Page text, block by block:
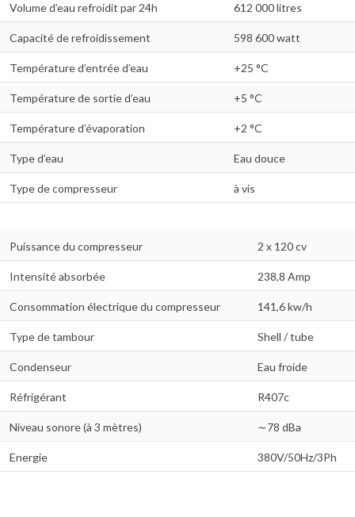
Volume d’eau refroidit par 24h 612 000 litres
Capacité de refroidissement 598 600 watt
Température d’entrée d’eau +25 °C
Température de sortie d’eau +5 °C
Température d’évaporation +2 °C
Type d’eau Eau douce
Type de compresseur à vis
Puissance du compresseur 2 x 120 cv
Intensité absorbée 238,8 Amp
Consommation électrique du compresseur 141,6 kw/h
Type de tambour Shell / tube
Condenseur Eau froide
Réfrigérant R407c
Niveau sonore (à 3 mètres) ∼78 dBa
Energie 380V/50Hz/3Ph